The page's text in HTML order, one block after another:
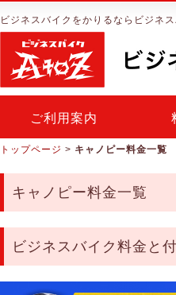
ビジネスバイクをかりるならビジネ
ご利用案内
トップページ > キャノピー料金一覧
キャノピー料金一覧
ビジネスバイク料金と